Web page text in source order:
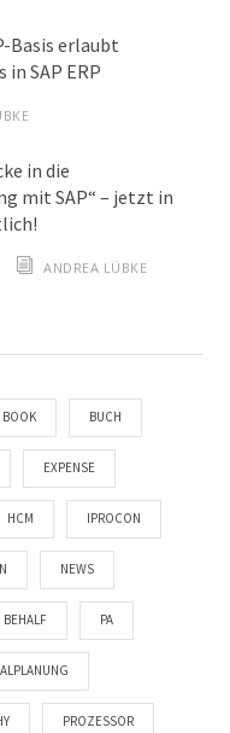
Basis erlaubt
in SAP ERP
in die
mit SAP“ – jetzt in
ANDREA LÜBKE
BOOK BUCH
EXPENSE
HCM IPROCON
NEWS
BEHALF PA
PROZESSOR